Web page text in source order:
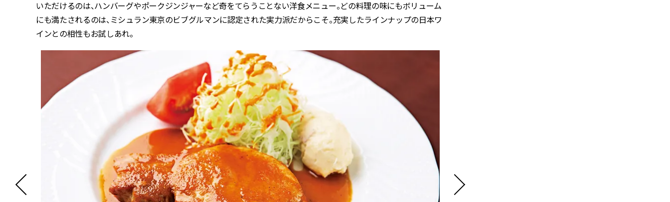
いただけるのは、ハンバーグやポークジンジャーなど奇をてらうことない洋食メニュー。どの料理の味にもボリューム
にも満たされるのは、ミシュラン東京のビブグルマンに認定された実力派だからこそ。充実したラインナップの日本ワ
インとの相性もお試しあれ。